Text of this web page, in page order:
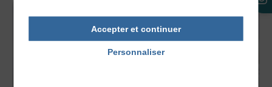
Accepter et continuer
Personnaliser